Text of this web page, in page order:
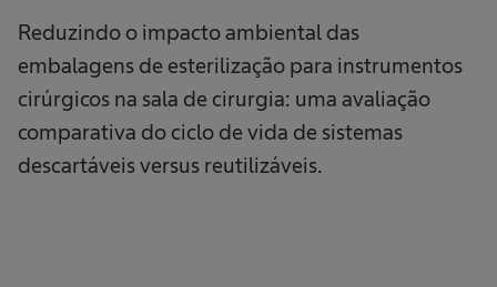
Reduzindo o impacto ambiental das
embalagens de esterilização para instrumentos
cirúrgicos na sala de cirurgia: uma avaliação
comparativa do ciclo de vida de sistemas
descartáveis versus reutilizáveis.